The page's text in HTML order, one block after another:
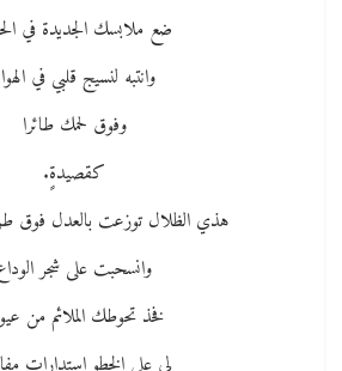
ضع ملابسك الجديدة في
وانتبه لنسيج قلبي في
وفوق لحمك طائرا
كقصيدةٍ.
هذي الظلال توزعت بالعدل فوق
وانسحبت على شجر
فخذ تحوطك الملائم من